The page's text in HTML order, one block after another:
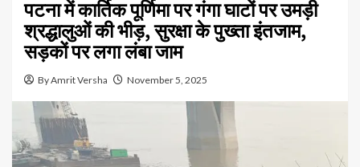
पटना में कार्तिक पूर्णिमा पर गंगा घाटों पर उमड़ी
श्रद्धालुओं की भीड़, सुरक्षा के पुख्ता इंतजाम,
सड़कों पर लगा लंबा जाम
By Amrit Versha November 5, 2025